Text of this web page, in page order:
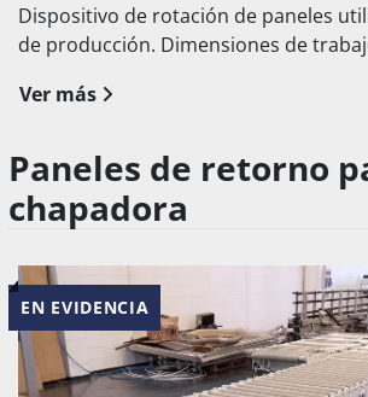
Dispositivo de rotación de paneles
de producción. Dimensiones de
Ver más
Paneles de retorno
chapadora
EN EVIDENCIA